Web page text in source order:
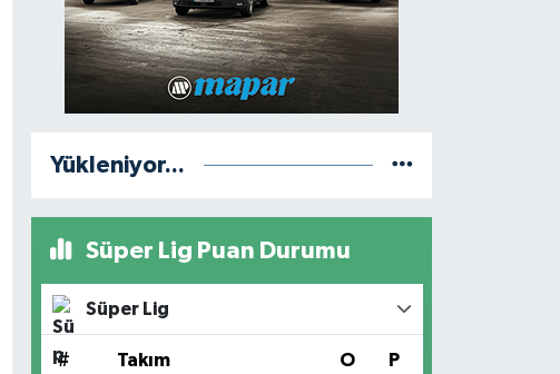
Yükleniyor...
Süper Lig Puan Durumu
Süper Lig
# Takım O P